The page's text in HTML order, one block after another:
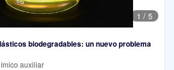
1 / 5
biodegradables: un nuevo problema
auxiliar